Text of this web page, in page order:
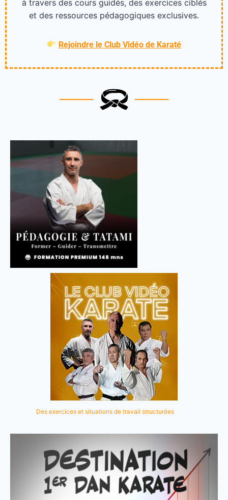
à travers des cours guidés, des exercices ciblés
et des ressources pédagogiques exclusives.
Rejoindre le Club Vidéo de Karaté
Des exercices et situations de travail structurées